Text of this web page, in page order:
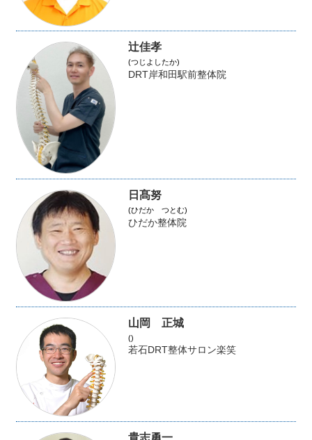
辻佳孝
(つじよしたか)
DRT岸和田駅前整体院
日髙努
(ひだか つとむ)
ひだか整体院
山岡 正城
()
若石DRT整体サロン楽笑
貴志勇一